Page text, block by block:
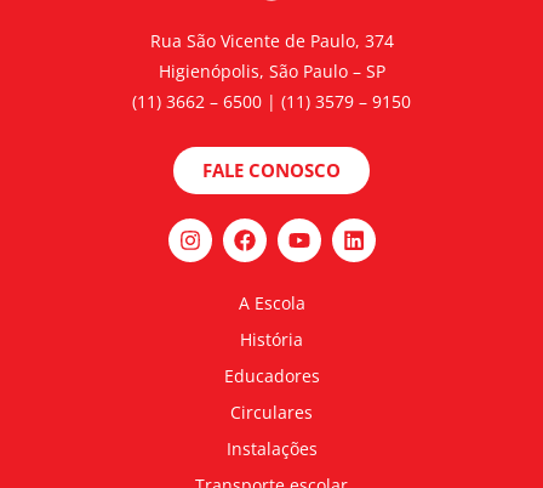
Rua São Vicente de Paulo, 374
Higienópolis, São Paulo – SP
(11) 3662 – 6500 | (11) 3579 – 9150
FALE CONOSCO
A Escola
História
Educadores
Circulares
Instalações